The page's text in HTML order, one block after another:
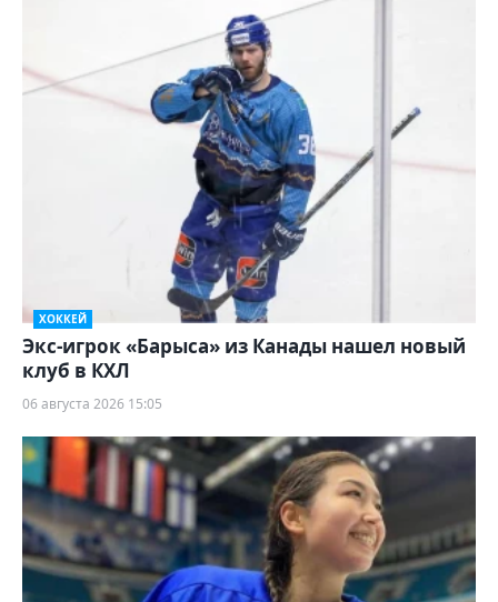
ХОККЕЙ
Экс-игрок «Барыса» из Канады нашел новый
клуб в КХЛ
06 августа 2026 15:05